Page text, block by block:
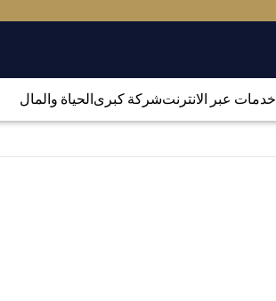
خدمات عبر الانترنتشركة كبرىالحياة والمال